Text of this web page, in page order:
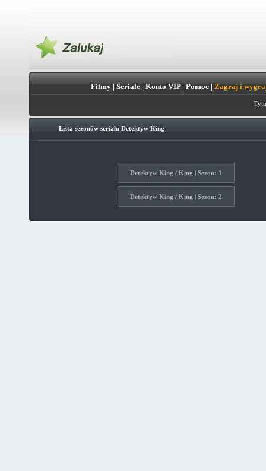
Filmy| Seriale| Konto VIP| Pomoc| Zagraj i
Lista sezonów serialu Detektyw King
Detektyw King / King | Sezon: 1
Detektyw King / King | Sezon: 2